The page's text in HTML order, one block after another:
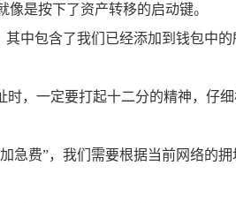
是按下了资产转移的启动键。
中包含了我们已经添加到钱包中
，一定要打起十二分的精神，仔
急费”，我们需要根据当前网络的